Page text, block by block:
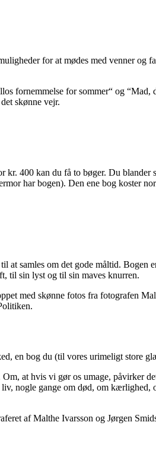
for at mødes med venner
fornemmelse for sommer“ og
skønne vejr.
400 kan du få to bøger. Du
har bogen). Den ene bog koster
samles om det gode måltid.
til sin lyst og til sin maves knurren.
med skønne fotos fra fotografen
en bog du (til vores urimeligt store
at hvis vi gør os umage, påvirker
nogle gange om død, om
af Malthe Ivarsson og Jørgen